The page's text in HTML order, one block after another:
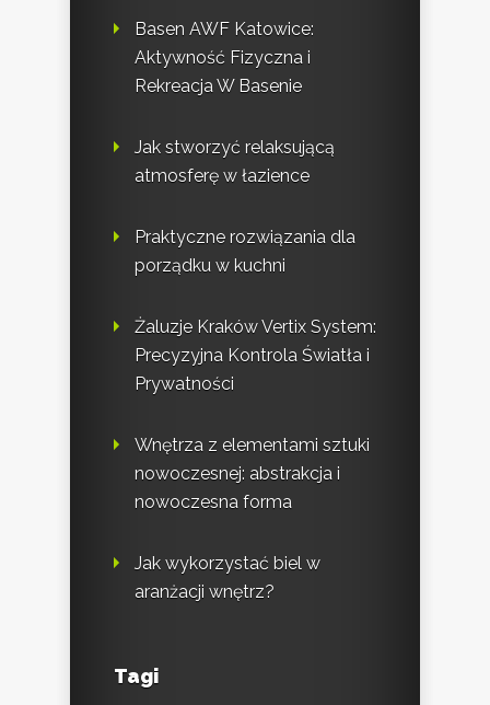
Basen AWF Katowice:
Aktywność Fizyczna i
Rekreacja W Basenie
Jak stworzyć relaksującą
atmosferę w łazience
Praktyczne rozwiązania dla
porządku w kuchni
Żaluzje Kraków Vertix System:
Precyzyjna Kontrola Światła i
Prywatności
Wnętrza z elementami sztuki
nowoczesnej: abstrakcja i
nowoczesna forma
Jak wykorzystać biel w
aranżacji wnętrz?
Tagi